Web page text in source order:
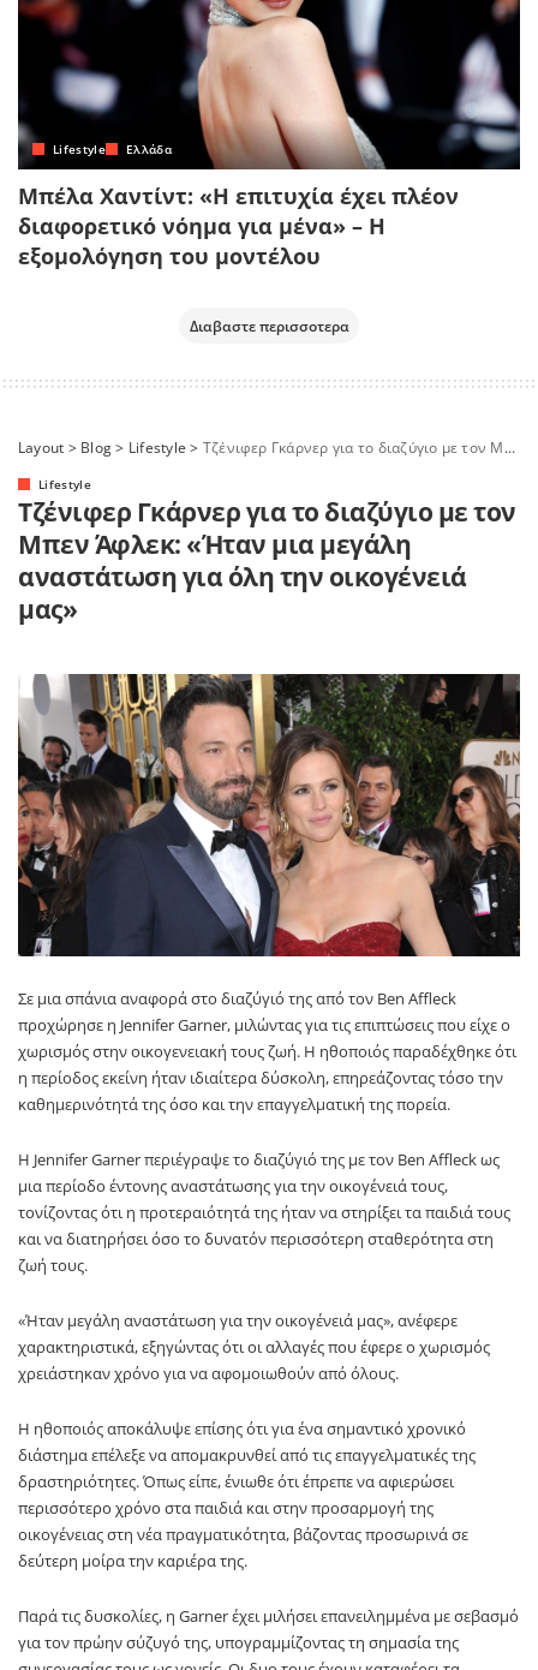
Lifestyle Ελλάδα
Μπέλα Χαντίντ: «Η επιτυχία έχει πλέον
διαφορετικό νόημα για μένα» – Η
εξομολόγηση του μοντέλου
Διαβαστε περισσοτερα
Layout > Blog> Lifestyle > Τζένιφερ Γκάρνερ για το διαζύγιο με τον Μπεν Άφλεκ: «Ήταν μια μεγάλη αναστάτωση για όλη την οικογένειά μας»
Lifestyle
Τζένιφερ Γκάρνερ για το διαζύγιο με τον
Μπεν Άφλεκ: «Ήταν μια μεγάλη
αναστάτωση για όλη την οικογένειά
μας»
Σε μια σπάνια αναφορά στο διαζύγιό της από τον Ben Affleck
προχώρησε η Jennifer Garner, μιλώντας για τις επιπτώσεις που είχε ο
χωρισμός στην οικογενειακή τους ζωή. Η ηθοποιός παραδέχθηκε ότι
η περίοδος εκείνη ήταν ιδιαίτερα δύσκολη, επηρεάζοντας τόσο την
καθημερινότητά της όσο και την επαγγελματική της πορεία.
Η Jennifer Garner περιέγραψε το διαζύγιό της με τον Ben Affleck ως
μια περίοδο έντονης αναστάτωσης για την οικογένειά τους,
τονίζοντας ότι η προτεραιότητά της ήταν να στηρίξει τα παιδιά τους
και να διατηρήσει όσο το δυνατόν περισσότερη σταθερότητα στη
ζωή τους.
«Ήταν μεγάλη αναστάτωση για την οικογένειά μας», ανέφερε
χαρακτηριστικά, εξηγώντας ότι οι αλλαγές που έφερε ο χωρισμός
χρειάστηκαν χρόνο για να αφομοιωθούν από όλους.
Η ηθοποιός αποκάλυψε επίσης ότι για ένα σημαντικό χρονικό
διάστημα επέλεξε να απομακρυνθεί από τις επαγγελματικές της
δραστηριότητες. Όπως είπε, ένιωθε ότι έπρεπε να αφιερώσει
περισσότερο χρόνο στα παιδιά και στην προσαρμογή της
οικογένειας στη νέα πραγματικότητα, βάζοντας προσωρινά σε
δεύτερη μοίρα την καριέρα της.
Παρά τις δυσκολίες, η Garner έχει μιλήσει επανειλημμένα με σεβασμό
για τον πρώην σύζυγό της, υπογραμμίζοντας τη σημασία της